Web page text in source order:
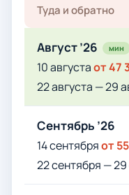
Туда и обратно
Август ’26 мин
10 августаот 47
22 августа — 29
Сентябрь ’26
14 сентябряот
22 сентября —